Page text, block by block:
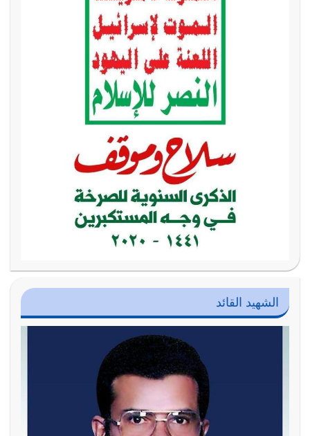
الشهيد القائد